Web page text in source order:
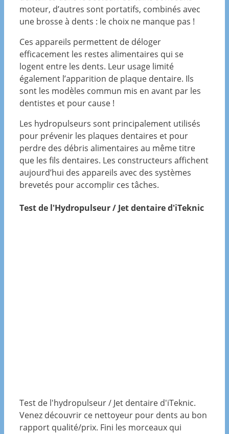
moteur, d’autres sont portatifs, combinés avec
une brosse à dents : le choix ne manque pas !
Ces appareils permettent de déloger
efficacement les restes alimentaires qui se
logent entre les dents. Leur usage limité
également l’apparition de plaque dentaire. Ils
sont les modèles commun mis en avant par les
dentistes et pour cause !
Les hydropulseurs sont principalement utilisés
pour prévenir les plaques dentaires et pour
perdre des débris alimentaires au même titre
que les fils dentaires. Les constructeurs affichent
aujourd’hui des appareils avec des systèmes
brevetés pour accomplir ces tâches.
Test de l'Hydropulseur / Jet dentaire d'iTeknic
Test de l'hydropulseur / Jet dentaire d'iTeknic.
Venez découvrir ce nettoyeur pour dents au bon
rapport qualité/prix. Fini les morceaux qui